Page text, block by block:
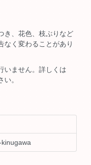
き、花色、枝ぶりなど
なく変わることがあり
いません。詳しくは
。